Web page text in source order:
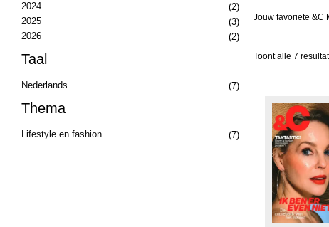
2024
(2)
2025
(3)
2026
(2)
Taal
Nederlands (7)
Thema
Lifestyle en fashion (7)
Jouw favoriete &C
Toont alle 7